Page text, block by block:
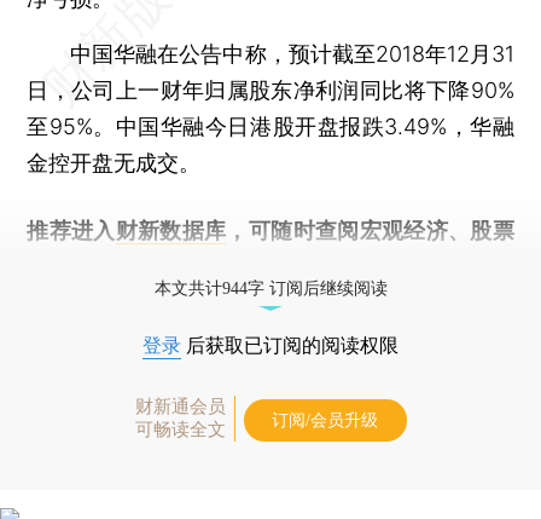
中国华融在公告中称，预计截至2018年12月31
日，公司上一财年归属股东净利润同比将下降90%
至95%。中国华融今日港股开盘报跌3.49%，华融
金控开盘无成交。
推荐进入 财新数据库 ，可随时查阅宏观经济、股票
本文共计944字 订阅后继续阅读
登录 后获取已订阅的阅读权限
财新通会员
可畅读全文
订阅/会员升级